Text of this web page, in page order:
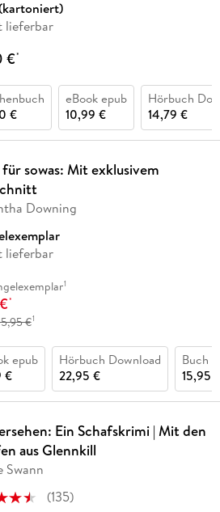
lieferbar
€*
€
eBook epub
10,99 €
Hörbuch
14,79 €
sowas: Mit exklusivem
Downing
lieferbar
1
*
€1
epub
€
Hörbuch Download
22,95 €
Buch
15,95
Ein Schafskrimi | Mit den
aus Glennkill
Swann
(135)